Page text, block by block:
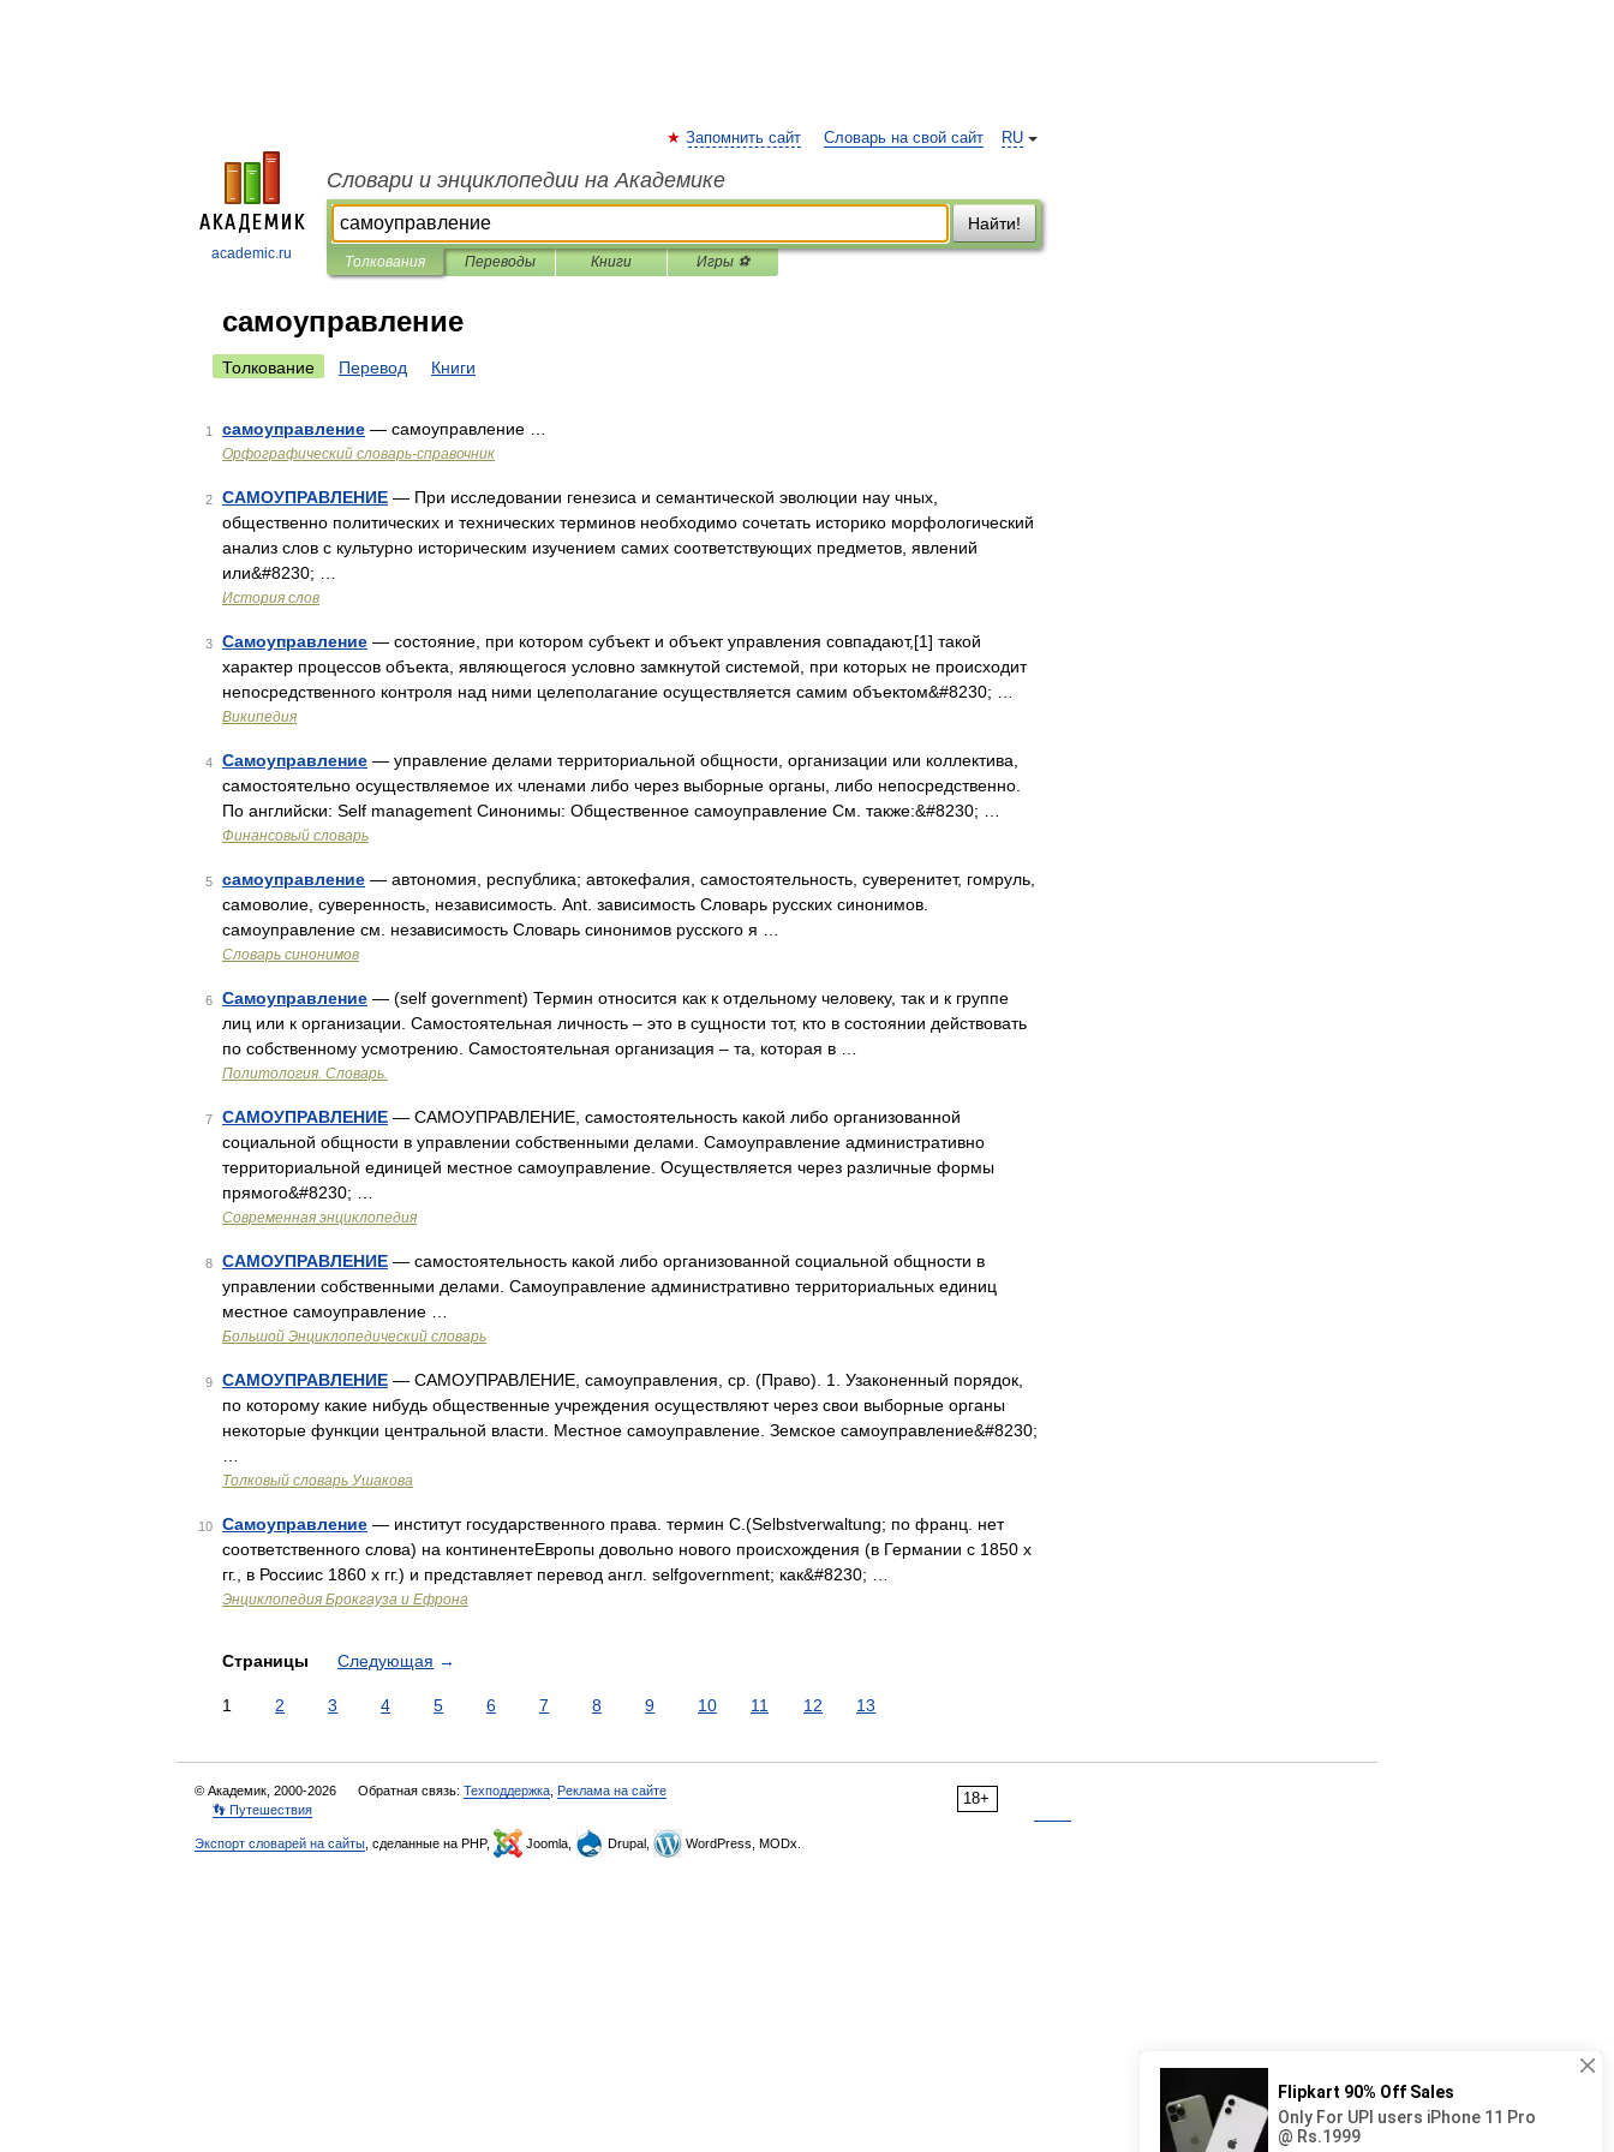
academic.ru
RU
Запомнить сайт Словарь на свой сайт
Словари и энциклопедии на Академике
Найти!
Толкования Переводы Книги Игры ⚽
самоуправление
Толкование Перевод Книги
1 самоуправление — самоуправление …
Орфографический словарь-справочник
2 САМОУПРАВЛЕНИЕ — При исследовании генезиса и семантической эволюции нау чных,
общественно политических и технических терминов необходимо сочетать историко морфологический
анализ слов с культурно историческим изучением самих соответствующих предметов, явлений
или&#8230; …
История слов
3 Самоуправление — состояние, при котором субъект и объект управления совпадают,[1] такой
характер процессов объекта, являющегося условно замкнутой системой, при которых не происходит
непосредственного контроля над ними целеполагание осуществляется самим объектом&#8230; …
Википедия
4 Самоуправление — управление делами территориальной общности, организации или коллектива,
самостоятельно осуществляемое их членами либо через выборные органы, либо непосредственно.
По английски: Self management Синонимы: Общественное самоуправление См. также:&#8230; …
Финансовый словарь
5 самоуправление — автономия, республика; автокефалия, самостоятельность, суверенитет, гомруль,
самоволие, суверенность, независимость. Ant. зависимость Словарь русских синонимов.
самоуправление см. независимость Словарь синонимов русского я …
Словарь синонимов
6 Самоуправление — (self government) Термин относится как к отдельному человеку, так и к группе
лиц или к организации. Самостоятельная личность – это в сущности тот, кто в состоянии действовать
по собственному усмотрению. Самостоятельная организация – та, которая в …
Политология. Словарь.
7 САМОУПРАВЛЕНИЕ — САМОУПРАВЛЕНИЕ, самостоятельность какой либо организованной
социальной общности в управлении собственными делами. Самоуправление административно
территориальной единицей местное самоуправление. Осуществляется через различные формы
прямого&#8230; …
Современная энциклопедия
8 САМОУПРАВЛЕНИЕ — самостоятельность какой либо организованной социальной общности в
управлении собственными делами. Самоуправление административно территориальных единиц
местное самоуправление …
Большой Энциклопедический словарь
9 САМОУПРАВЛЕНИЕ — САМОУПРАВЛЕНИЕ, самоуправления, ср. (Право). 1. Узаконенный порядок,
по которому какие нибудь общественные учреждения осуществляют через свои выборные органы
некоторые функции центральной власти. Местное самоуправление. Земское самоуправление&#8230;
Толковый словарь Ушакова
10 Самоуправление — институт государственного права. термин С.(Selbstverwaltung; по франц. нет
соответственного слова) на континентеЕвропы довольно нового происхождения (в Германии с 1850 х
гг., в Россиис 1860 х гг.) и представляет перевод англ. selfgovernment; как&#8230; …
Энциклопедия Брокгауза и Ефрона
Страницы Следующая →
1 2 3 4 5 6 7 8 9 10 11 12 13
18+
© Академик, 2000-2026 Обратная связь: Техподдержка Реклама на сайте
👣 Путешествия
Экспорт словарей на сайты , сделанные на PHP, Joomla, Drupal, WordPress, MODx.